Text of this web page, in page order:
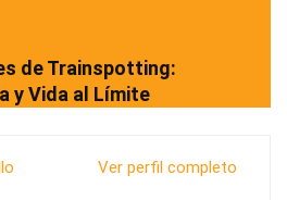
de Trainspotting:
y Vida al Límite
Ver perfil completo